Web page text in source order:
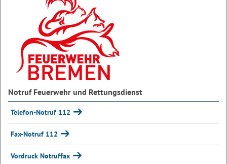
Notruf Feuerwehr und Rettungsdienst
Telefon-Notruf 112
Fax-Notruf 112
Vordruck Notruffax